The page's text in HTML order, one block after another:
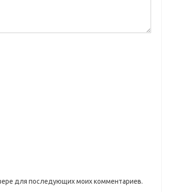
для последующих моих комментариев.